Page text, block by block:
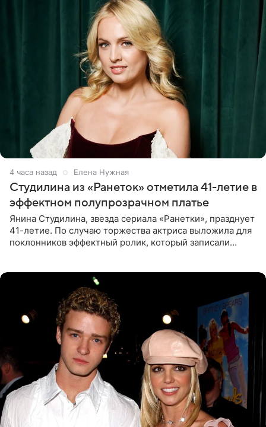
4 часа назад Елена Нужная
Студилина из «Ранеток» отметила 41-летие в
эффектном полупрозрачном платье
Янина Студилина, звезда сериала «Ранетки», празднует
41-летие. По случаю торжества актриса выложила для
поклонников эффектный ролик, который записали